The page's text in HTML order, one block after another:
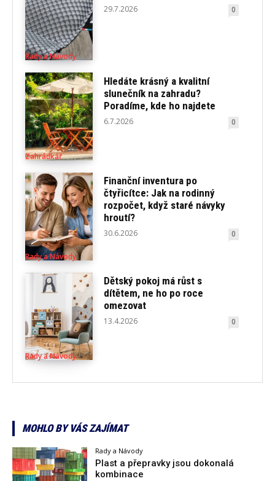
Rady a Návody
29.7.2026 0
Zahrádkář
Hledáte krásný a kvalitní
slunečník na zahradu?
Poradíme, kde ho najdete
6.7.2026 0
Rady a Návody
Finanční inventura po
čtyřicítce: Jak na rodinný
rozpočet, když staré návyky
hroutí?
30.6.2026 0
Rady a Návody
Dětský pokoj má růst s
dítětem, ne ho po roce
omezovat
13.4.2026 0
MOHLO BY VÁS ZAJÍMAT
Rady a Návody
Plast a přepravky jsou dokonalá
kombinace